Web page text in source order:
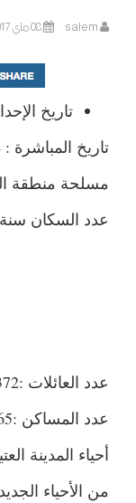
salem 08 ماي 2017
تاريخ الإحداث: 31
تاريخ المباشرة : 24 ماي 1960 -
مسلحة منطقة البلدية :
عدد السكان سنة 2014 ==> 13331 -
عدد العائلات :3372 -
عدد المساكن :4065 -
أحياء المدينة